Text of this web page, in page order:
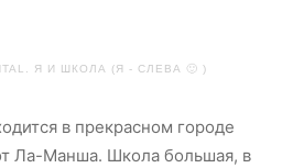
Я И ШКОЛА (Я - СЛЕВА 🙂 )
в прекрасном городе
Ла-Манша. Школа большая, в